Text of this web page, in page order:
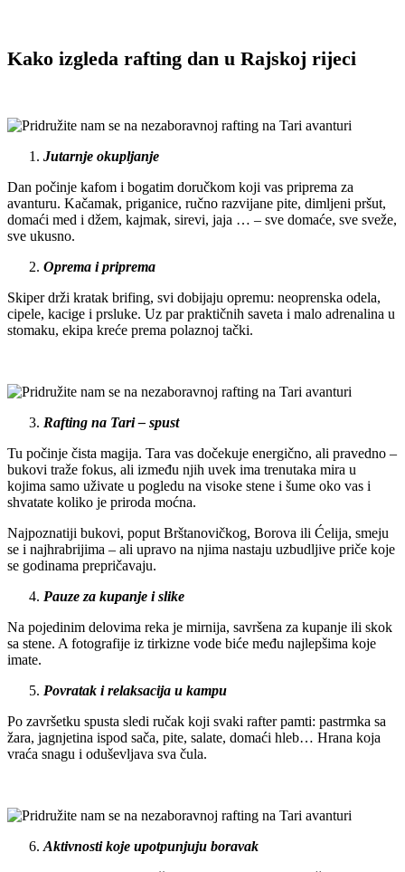
Kako izgleda rafting dan u Rajskoj rijeci
Jutarnje okupljanje
Dan počinje kafom i bogatim doručkom koji vas priprema za
avanturu. Kačamak, priganice, ručno razvijane pite, dimljeni pršut,
domaći med i džem, kajmak, sirevi, jaja … – sve domaće, sve sveže,
sve ukusno.
Oprema i priprema
Skiper drži kratak brifing, svi dobijaju opremu: neoprenska odela,
cipele, kacige i prsluke. Uz par praktičnih saveta i malo adrenalina u
stomaku, ekipa kreće prema polaznoj tački.
Rafting na Tari – spust
Tu počinje čista magija. Tara vas dočekuje energično, ali pravedno –
bukovi traže fokus, ali između njih uvek ima trenutaka mira u
kojima samo uživate u pogledu na visoke stene i šume oko vas i
shvatate koliko je priroda moćna.
Najpoznatiji bukovi, poput Brštanovičkog, Borova ili Ćelija, smeju
se i najhrabrijima – ali upravo na njima nastaju uzbudljive priče koje
se godinama prepričavaju.
Pauze za kupanje i slike
Na pojedinim delovima reka je mirnija, savršena za kupanje ili skok
sa stene. A fotografije iz tirkizne vode biće među najlepšima koje
imate.
Povratak i relaksacija u kampu
Po završetku spusta sledi ručak koji svaki rafter pamti: pastrmka sa
žara, jagnjetina ispod sača, pite, salate, domaći hleb… Hrana koja
vraća snagu i oduševljava sva čula.
Aktivnosti koje upotpunjuju boravak